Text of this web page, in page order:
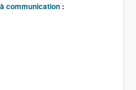
communication :